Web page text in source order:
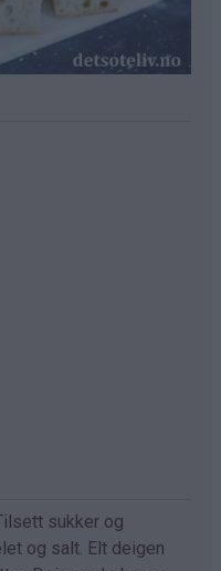
sukker og
og salt. Elt deigen